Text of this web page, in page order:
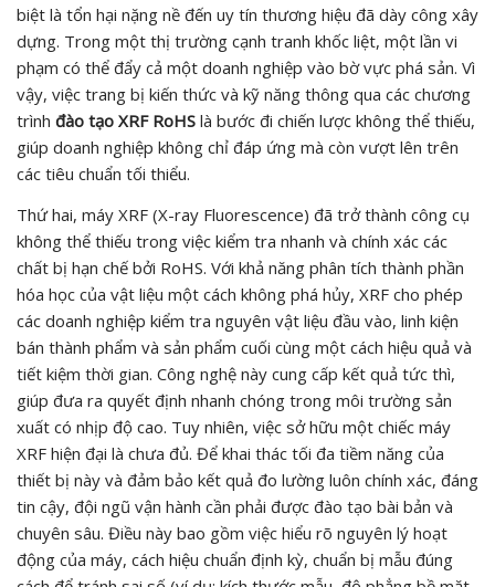
biệt là tổn hại nặng nề đến uy tín thương hiệu đã dày công xây
dựng. Trong một thị trường cạnh tranh khốc liệt, một lần vi
phạm có thể đẩy cả một doanh nghiệp vào bờ vực phá sản. Vì
vậy, việc trang bị kiến thức và kỹ năng thông qua các chương
trình đào tạo XRF RoHS là bước đi chiến lược không thể thiếu,
giúp doanh nghiệp không chỉ đáp ứng mà còn vượt lên trên
các tiêu chuẩn tối thiểu.
Thứ hai, máy XRF (X-ray Fluorescence) đã trở thành công cụ
không thể thiếu trong việc kiểm tra nhanh và chính xác các
chất bị hạn chế bởi RoHS. Với khả năng phân tích thành phần
hóa học của vật liệu một cách không phá hủy, XRF cho phép
các doanh nghiệp kiểm tra nguyên vật liệu đầu vào, linh kiện
bán thành phẩm và sản phẩm cuối cùng một cách hiệu quả và
tiết kiệm thời gian. Công nghệ này cung cấp kết quả tức thì,
giúp đưa ra quyết định nhanh chóng trong môi trường sản
xuất có nhịp độ cao. Tuy nhiên, việc sở hữu một chiếc máy
XRF hiện đại là chưa đủ. Để khai thác tối đa tiềm năng của
thiết bị này và đảm bảo kết quả đo lường luôn chính xác, đáng
tin cậy, đội ngũ vận hành cần phải được đào tạo bài bản và
chuyên sâu. Điều này bao gồm việc hiểu rõ nguyên lý hoạt
động của máy, cách hiệu chuẩn định kỳ, chuẩn bị mẫu đúng